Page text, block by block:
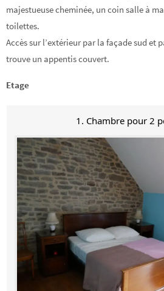
majestueuse cheminée, un coin salle à
toilettes.
Accès sur l’extérieur par la façade sud et
trouve un appentis couvert.
Etage
1. Chambre pour 2